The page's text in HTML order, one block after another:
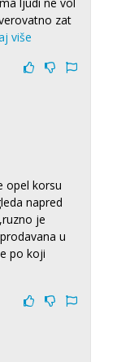
zat
više
opel korsu
napred
je
u
po koji